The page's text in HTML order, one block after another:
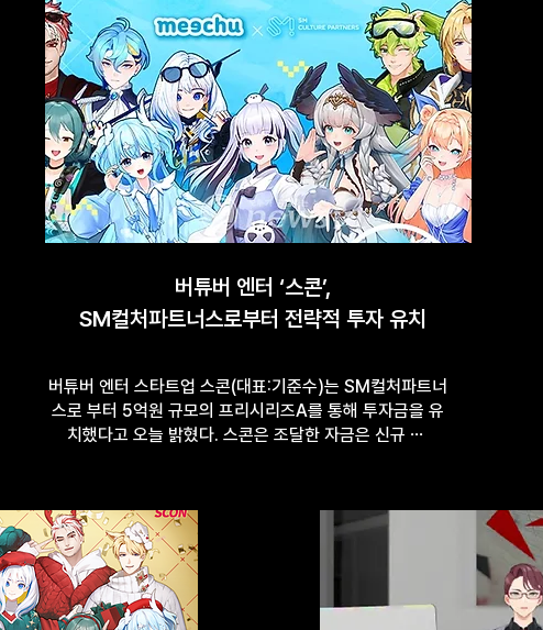
버튜버 엔터 ‘스콘’,
SM컬처파트너스로부터 전략적 투자 유치
버튜버 엔터 스타트업 스콘(대표:기준수)는 SM컬처파트너
스로 부터 5억원 규모의 프리시리즈A를 통해 투자금을 유
치했다고 오늘 밝혔다. 스콘은 조달한 자금은 신규 ⋯